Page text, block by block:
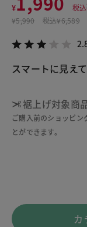
¥ 税込
¥5,990 税込¥6,589
スマートに見え
裾上げ対象商
ご購入前のショッピン
とができます。
カ